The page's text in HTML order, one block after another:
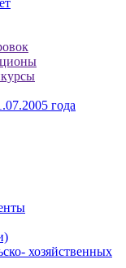
года
хозяйственных